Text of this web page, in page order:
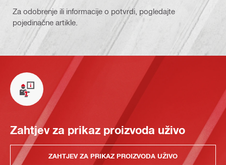
Za odobrenje ili informacije o potvrdi, pogledajte
pojedinačne artikle.
Zahtjev za prikaz proizvoda uživo
ZAHTJEV ZA PRIKAZ PROIZVODA UŽIVO